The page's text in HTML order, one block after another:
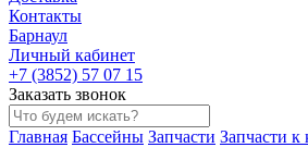
Контакты
Барнаул
Личный кабинет
+7 (3852) 57 07 15
Заказать звонок
Главная Бассейны Запчасти Запчасти к